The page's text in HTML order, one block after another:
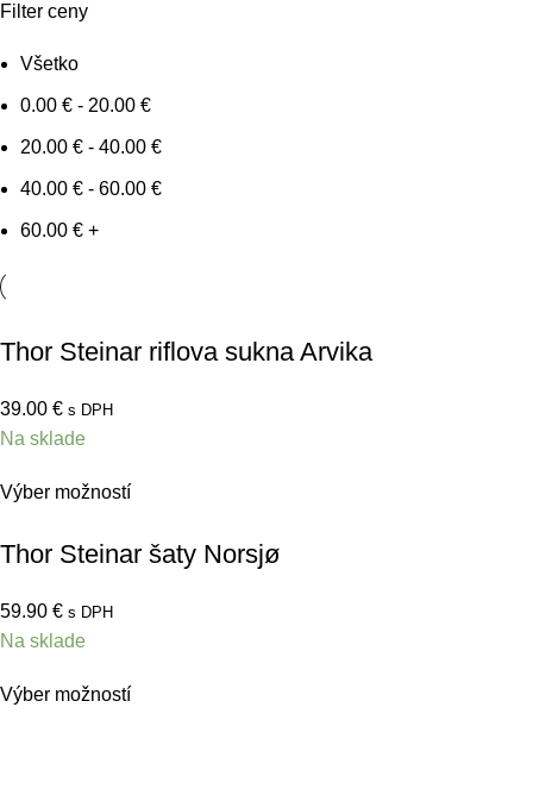
Filter ceny
Všetko
0.00 € - 20.00 €
20.00 € - 40.00 €
40.00 € - 60.00 €
60.00 € +
Thor Steinar riflova sukna Arvika
39.00 € s DPH
Na sklade
Výber možností
Thor Steinar šaty Norsjø
59.90 € s DPH
Na sklade
Výber možností